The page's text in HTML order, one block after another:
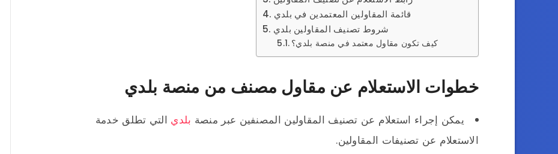
قائمة المقاولين المعتمدين في بلدي
شروط تصنيف المقاولين بلدي
كيف تكون مقاول معتمد في منصة بلدي؟
خطوات الاستعلام عن مقاول مصنف من منصة بلدي
يمكن إجراء استعلام عن تصنيف المقاولين المصنفين عبر منصة بلدي التي تطلق خدمة
الاستعلام عن تصنيفات المقاولين.